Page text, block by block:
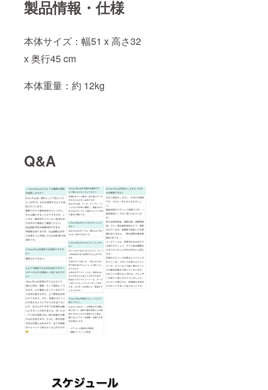
製品情報・仕様
本体サイズ：幅51 x 高さ32
x 奥行45 cm
本体重量：約 12kg
Q&A